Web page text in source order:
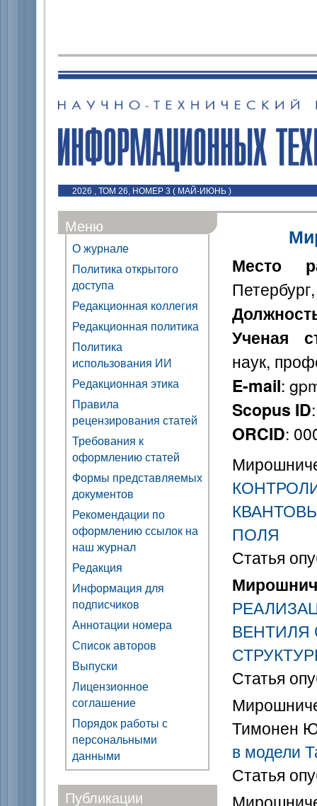
2026 , ТОМ 26, НОМЕР 3 ( МАЙ-ИЮНЬ )
Меню
О журнале
Политика открытого
доступа
Редакционная коллегия
Редакционная политика
Политика
использования ИИ
Редакционная этика
Правила
рецензирования статей
Требования к
оформлению статей
Формы представляемых
документов
Рекомендации по
оформлению ссылок на
наш журнал
Редакция
Информация для
подписчиков
Аннотации номера
Список авторов
Выпуски
Лицензионное
соглашение
Порядок работы с
персональными
данными
Публикации
Место
Ученая
наук,
E-mail:
Scopus ID
ORCID:
ПОЛЯ
Статья
ВЕНТИЛЯ
Статья
Тимонен
в модели
Статья